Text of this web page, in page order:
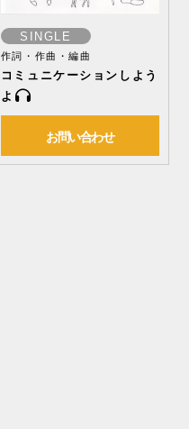
SINGLE
作詞・作曲・編曲
コミュニケーションしよう
よ
お問い合わせ